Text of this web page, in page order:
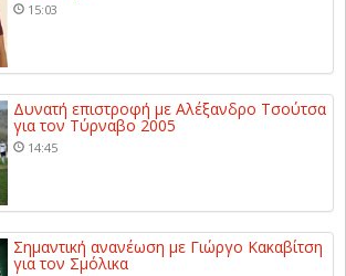
15:03
Δυνατή επιστροφή με Αλέξανδρο Τσούτσα
για τον Τύρναβο 2005
14:45
Σημαντική ανανέωση με Γιώργο Κακαβίτση
για τον Σμόλικα